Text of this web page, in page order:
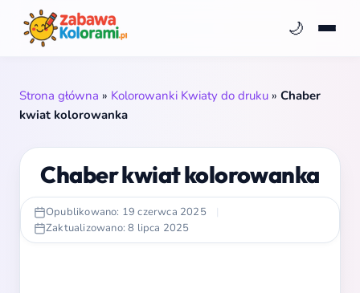
🌙
Strona główna » Kolorowanki Kwiaty do druku » Chaber
kwiat kolorowanka
Chaber kwiat kolorowanka
Opublikowano: 19 czerwca 2025
|
Zaktualizowano: 8 lipca 2025